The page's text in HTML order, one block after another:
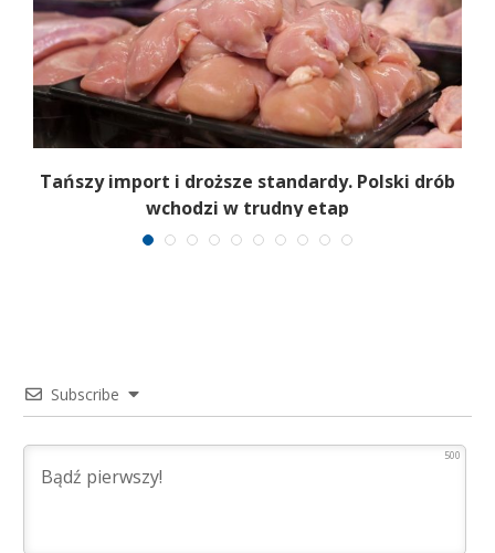
Tańszy import i droższe standardy. Polski drób
wchodzi w trudny etap
Subscribe
500